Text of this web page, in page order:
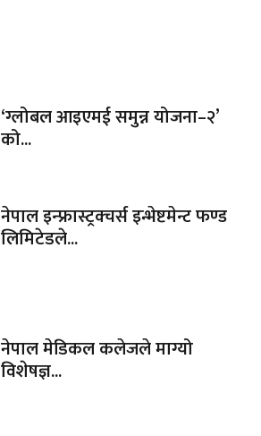
‘ग्लोबल आइएमई समुन्न योजना–२’
को...
नेपाल इन्फ्रास्ट्रक्चर्स इन्भेष्टमेन्ट फण्ड
लिमिटेडले...
नेपाल मेडिकल कलेजले माग्यो
विशेषज्ञ...